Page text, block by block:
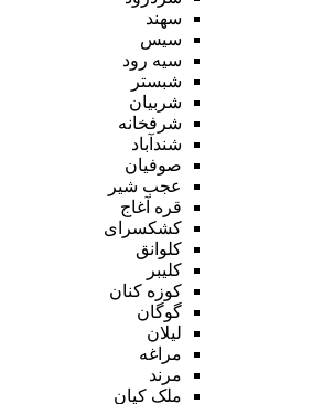
سهند
سیس
سیه رود
شبستر
شربیان
شرفخانه
شندآباد
صوفیان
عجب شیر
قره آغاج
کشکسرای
کلوانق
کلیبر
کوزه کنان
گوگان
لیلان
مراغه
مرند
ملک کیان